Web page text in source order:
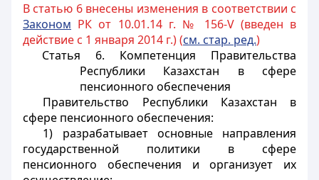
В статью 6 внесены изменения в соответствии с
Законом РК от 10.01.14 г. № 156-V (введен в
действие с 1 января 2014 г.) (см. стар. ред.)
Статья 6. Компетенция Правительства
Республики Казахстан в сфере
пенсионного обеспечения
Правительство Республики Казахстан в
сфере пенсионного обеспечения:
1) разрабатывает основные направления
государственной политики в сфере
пенсионного обеспечения и организует их